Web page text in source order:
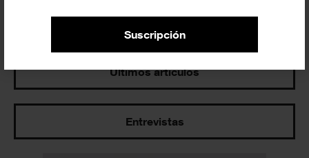
Suscripción
Últimos artículos
Entrevistas